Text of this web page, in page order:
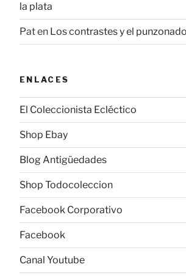
la plata
Paten Los contrastes y el
ENLACES
El Coleccionista Ecléctico
Shop Ebay
Blog Antigüedades
Shop Todocoleccion
Facebook Corporativo
Facebook
Canal Youtube